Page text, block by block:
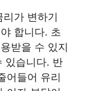
가 변하기
합니다. 초
받을 수 있지
있습니다. 반
어들어 유리